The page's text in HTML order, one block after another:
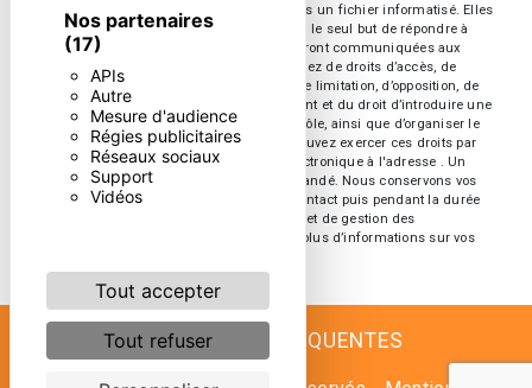
Nos partenaires
(17)
APIs
Autre
Mesure d'audience
Régies publicitaires
Réseaux sociaux
Support
Vidéos
Tout accepter
Tout refuser
de vous contacter et sont enregistrées dans un fichier informatisé. Elles
sont destinées à et ses sous-traitants dans le seul but de répondre à
votre message. Les données collectées seront communiquées aux
seuls destinataires suivants: . Vous disposez de droits d’accès, de
rectification, d’effacement, de portabilité, de limitation, d’opposition, de
retrait de votre consentement à tout moment et du droit d’introduire une
réclamation auprès d’une autorité de contrôle, ainsi que d’organiser le
sort de vos données post-mortem. Vous pouvez exercer ces droits par
voie postale à l'adresse ou par courrier électronique à l'adresse . Un
justificatif d'identité pourra vous être demandé. Nous conservons vos
données pendant la période de prise de contact puis pendant la durée
de prescription légale aux fins probatoires et de gestion des
contentieux. Consultez le site cnil.fr pour plus d’informations sur vos
RECHERCHES FRÉQUENTES